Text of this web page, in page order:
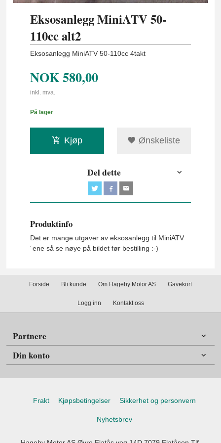
Eksosanlegg MiniATV 50-
110cc alt2
Eksosanlegg MiniATV 50-110cc 4takt
NOK580,00
inkl. mva.
På lager
Kjøp Ønskeliste
Del dette
Produktinfo
Det er mange utgaver av eksosanlegg til MiniATV
´ene så se nøye på bildet før bestilling :-)
Forside Bli kunde Om Hageby Motor AS Gavekort
Logg inn Kontakt oss
Partnere
Din konto
Frakt Kjøpsbetingelser Sikkerhet og personvern
Nyhetsbrev